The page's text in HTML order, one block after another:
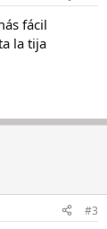
fácil
la tija
#3